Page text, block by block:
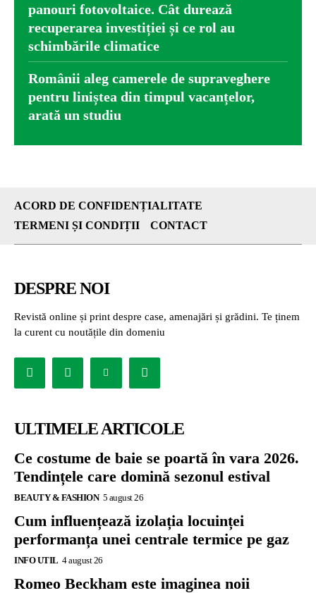
panouri fotovoltaice. Cât durează
recuperarea investiției și ce rol au
schimbările climatice
Românii aleg camerele de supraveghere
pentru liniștea din timpul vacanțelor,
arată un studiu
ACORD DE CONFIDENȚIALITATE
TERMENI ȘI CONDIȚII
CONTACT
DESPRE NOI
Revistă online și print despre case, amenajări și grădini. Te ținem
la curent cu noutățile din domeniu
ULTIMELE ARTICOLE
Ce costume de baie se poartă în vara 2026.
Tendințele care domină sezonul estival
BEAUTY & FASHION 5 august 26
Cum influențează izolația locuinței
performanța unei centrale termice pe gaz
INFO UTIL 4 august 26
Romeo Beckham este imaginea noii